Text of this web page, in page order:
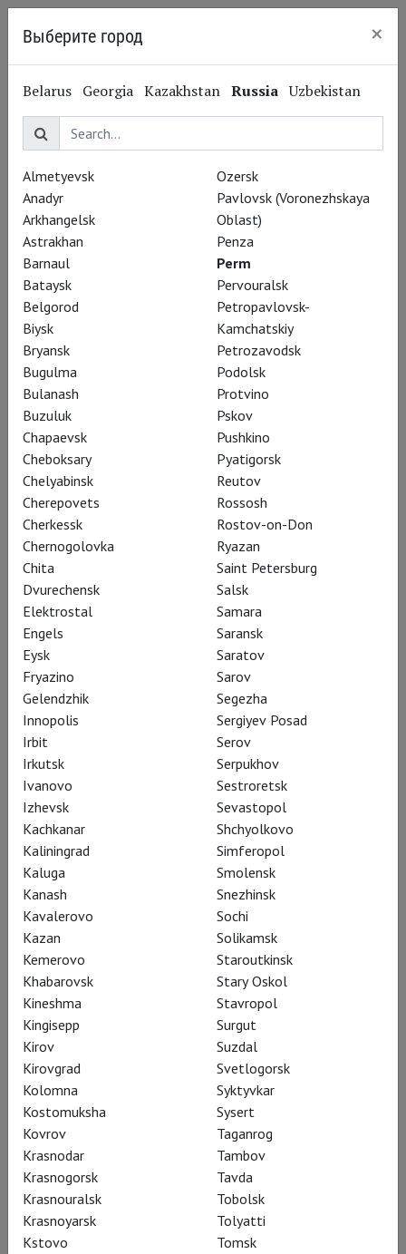
Леонид Александровский
А л'амур ком а ля гер
«Дочь полка» Гаэтано Доницетти в
постановке «большого
французского ребенка» Лорана
Пелли – самый феерический
спектакль текущего сезона Met и
TheatreHD
Казалось бы, постановка
проверенного шедевра
bel canto – совсем не то
место, где нужно чем-то
удивлять публику. Но
только не в Met! Там
можно попросить
главную звезду
чертыхаться по-зулусски.
Или вывести на сцену
голливудскую легенду
Кэтлин Тернер.
Выберите город ×
Belarus Georgia Kazakhstan Russia Uzbekistan
Almetyevsk
Anadyr
Arkhangelsk
Astrakhan
Barnaul
Bataysk
Belgorod
Biysk
Bryansk
Bugulma
Bulanash
Buzuluk
Chapaevsk
Cheboksary
Chelyabinsk
Cherepovets
Cherkessk
Chernogolovka
Chita
Dvurechensk
Elektrostal
Engels
Eysk
Fryazino
Gelendzhik
Innopolis
Irbit
Irkutsk
Ivanovo
Izhevsk
Kachkanar
Kaliningrad
Kaluga
Kanash
Kavalerovo
Kazan
Kemerovo
Khabarovsk
Kineshma
Kingisepp
Kirov
Kirovgrad
Kolomna
Kostomuksha
Kovrov
Krasnodar
Krasnogorsk
Krasnouralsk
Krasnoyarsk
Kstovo
Ozersk
Pavlovsk (Voronezhskaya
Oblast)
Penza
Perm
Pervouralsk
Petropavlovsk-
Kamchatskiy
Petrozavodsk
Podolsk
Protvino
Pskov
Pushkino
Pyatigorsk
Reutov
Rossosh
Rostov-on-Don
Ryazan
Saint Petersburg
Salsk
Samara
Saransk
Saratov
Sarov
Segezha
Sergiyev Posad
Serov
Serpukhov
Sestroretsk
Sevastopol
Shchyolkovo
Simferopol
Smolensk
Snezhinsk
Sochi
Solikamsk
Staroutkinsk
Stary Oskol
Stavropol
Surgut
Suzdal
Svetlogorsk
Syktyvkar
Sysert
Taganrog
Tambov
Tavda
Tobolsk
Tolyatti
Tomsk